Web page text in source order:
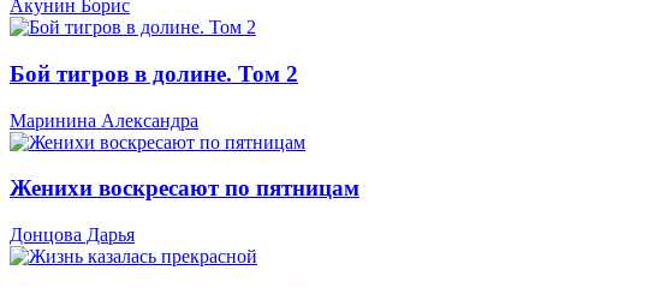
Акунин Борис
Бой тигров в долине. Том 2
Маринина Александра
Женихи воскресают по пятницам
Донцова Дарья